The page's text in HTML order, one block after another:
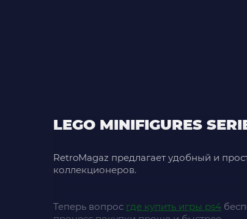
LEGO MINIFIGURES
RetroMagaz предлагает удобный и
коллекционеров.
Теперь вопрос где купить игры ps4